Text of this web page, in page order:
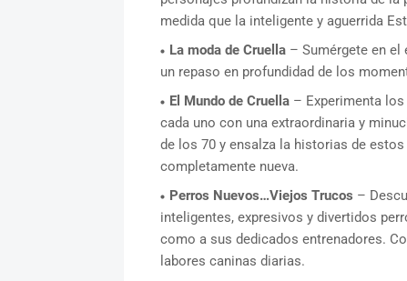
medida que la inteligente y aguerrida
La moda de Cruella– Sumérgete en el
un repaso en profundidad de los
El Mundo de Cruella– Experimenta los
cada uno con una extraordinaria y
de los 70 y ensalza la historias de
completamente nueva.
Perros Nuevos…Viejos Trucos –
inteligentes, expresivos y divertidos
como a sus dedicados entrenadores.
labores caninas diarias.